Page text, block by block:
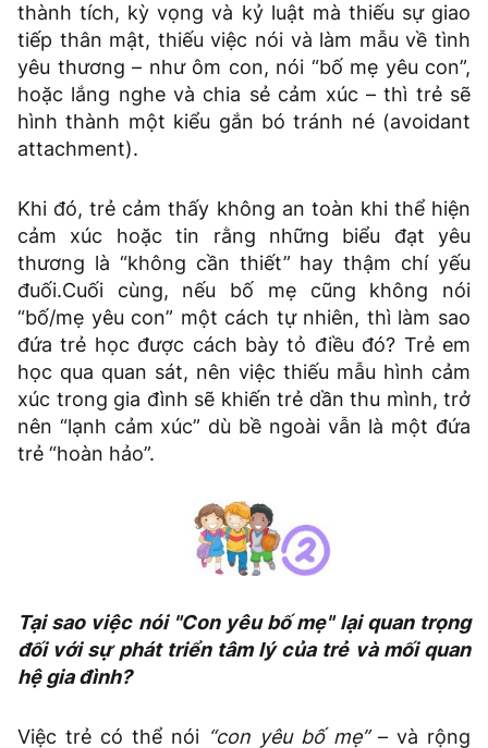
thành tích, kỳ vọng và kỷ luật mà thiếu sự giao
tiếp thân mật, thiếu việc nói và làm mẫu về tình
yêu thương – như ôm con, nói “bố mẹ yêu con”,
hoặc lắng nghe và chia sẻ cảm xúc – thì trẻ sẽ
hình thành một kiểu gắn bó tránh né (avoidant
attachment).
Khi đó, trẻ cảm thấy không an toàn khi thể hiện
cảm xúc hoặc tin rằng những biểu đạt yêu
thương là “không cần thiết” hay thậm chí yếu
đuối.Cuối cùng, nếu bố mẹ cũng không nói
“bố/mẹ yêu con” một cách tự nhiên, thì làm sao
đứa trẻ học được cách bày tỏ điều đó? Trẻ em
học qua quan sát, nên việc thiếu mẫu hình cảm
xúc trong gia đình sẽ khiến trẻ dần thu mình, trở
nên “lạnh cảm xúc” dù bề ngoài vẫn là một đứa
trẻ “hoàn hảo”.
Tại sao việc nói "Con yêu bố mẹ" lại quan trọng
đối với sự phát triển tâm lý của trẻ và mối quan
hệ gia đình?
Việc trẻ có thể nói “con yêu bố mẹ”– và rộng